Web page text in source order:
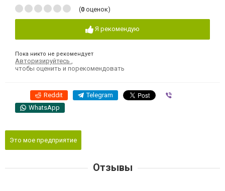
(0 оценок)
Я рекомендую
Пока никто не рекомендует
Авторизируйтесь
чтобы оценить и порекомендовать
Reddit Telegram
WhatsApp
Это мое предприятие
Отзывы